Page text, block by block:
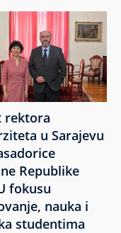
rektora
u Sarajevu
Republike
fokusu
nauka i
studentima